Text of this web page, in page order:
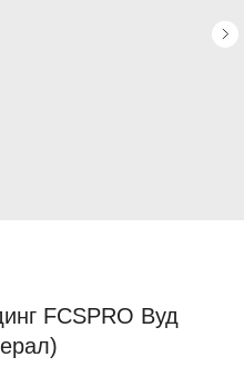
FCSPRO Вуд